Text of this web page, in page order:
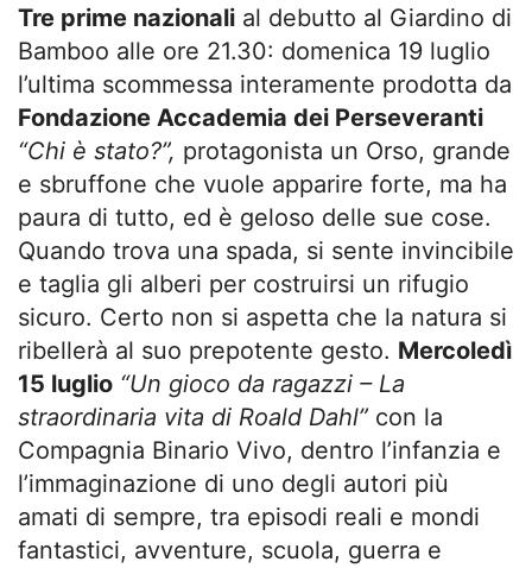
Tre prime nazionali al debutto al Giardino di
Bamboo alle ore 21.30: domenica 19 luglio
l’ultima scommessa interamente prodotta da
Fondazione Accademia dei Perseveranti
“Chi è stato?”, protagonista un Orso, grande
e sbruffone che vuole apparire forte, ma ha
paura di tutto, ed è geloso delle sue cose.
Quando trova una spada, si sente invincibile
e taglia gli alberi per costruirsi un rifugio
sicuro. Certo non si aspetta che la natura si
ribellerà al suo prepotente gesto. Mercoledì
15 luglio “Un gioco da ragazzi – La
straordinaria vita di Roald Dahl” con la
Compagnia Binario Vivo, dentro l’infanzia e
l’immaginazione di uno degli autori più
amati di sempre, tra episodi reali e mondi
fantastici, avventure, scuola, guerra e